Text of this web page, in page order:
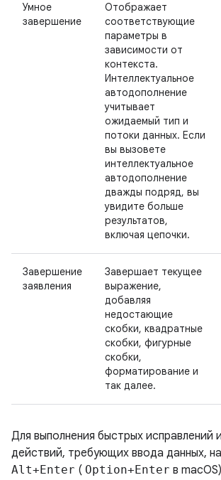
Умное
завершение
Отображает
соответствующие
параметры в
зависимости от
контекста.
Интеллектуальное
автодополнение
учитывает
ожидаемый тип и
потоки данных. Если
вы вызовете
интеллектуальное
автодополнение
дважды подряд, вы
увидите больше
результатов,
включая цепочки.
Завершение
заявления
Завершает текущее
выражение,
добавляя
недостающие
скобки, квадратные
скобки, фигурные
скобки,
форматирование и
так далее.
Для выполнения быстрых исправлений
действий, требующих ввода данных,
Alt+Enter ( Option+Enter в